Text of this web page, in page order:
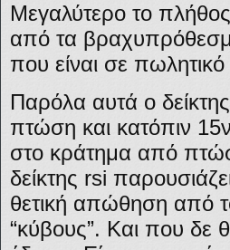
Μεγαλύτερο το
από τα
που είναι σε
Παρόλα αυτά ο
πτώση και κατόπιν
στο κράτημα από
δείκτης rsi
θετική απώθηση από
“κύβους”. Και που δε